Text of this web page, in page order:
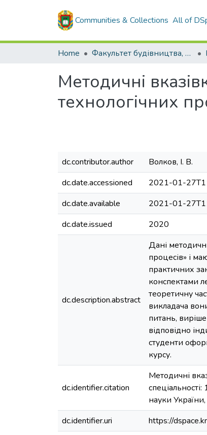
Communities & Collections All of
Home Факультет будівництва, транспорту та енергетики
Методичні
технологічних
dc.contributor.author
Волков, І. В.
dc.date.accessioned
2021-01-
dc.date.available
2021-01-
dc.date.issued
2020
dc.description.abstract
Дані
процесів» і
практичних
конспектами
теоретичну
викладача
питань,
відповідно
студенти
курсу.
dc.identifier.citation
Методичні
науки
dc.identifier.uri
https://